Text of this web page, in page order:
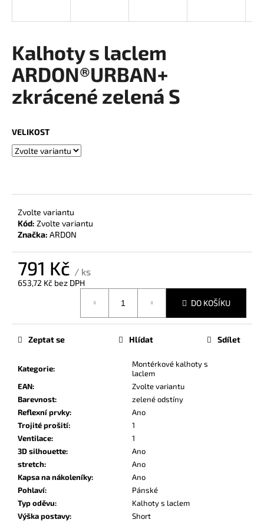
Kalhoty s laclem
ARDON®URBAN+
zkrácené zelená S
VELIKOST
Zvolte variantu
Kód: Zvolte variantu
Značka: ARDON
791 Kč / ks
653,72 Kč bez DPH
DO KOŠÍKU
Kategorie:
Montérkové kalhoty s
laclem
EAN:
Zvolte variantu
Barevnost:
zelené odstíny
Reflexní prvky:
Ano
Trojité prošití:
1
Ventilace:
1
3D silhouette:
Ano
stretch:
Ano
Kapsa na nákoleníky:
Ano
Pohlaví:
Pánské
Typ oděvu:
Kalhoty s laclem
Výška postavy:
Short
Zeptat se Hlídat Sdílet
í
t
?
p
o
u
u